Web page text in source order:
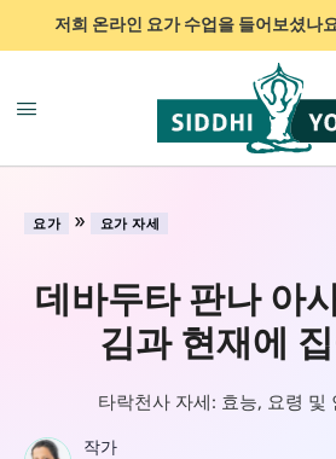
저희 온라인 요가 수업을 들어보셨나
요가 » 요가 자세
데바두타 판나 아
김과 현재에
타락천사 자세: 효능, 요령 및
작가